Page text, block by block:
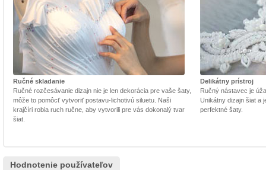
Ručné skladanie
Ručné rozčesávanie dizajn nie je len dekorácia pre vaše šaty,
môže to pomôcť vytvoriť postavu-lichotivú siluetu. Naši
krajčíri robia ruch ručne, aby vytvorili pre vás dokonalý tvar
šiat.
Delikátny prístroj
Ručný nástavec je
Unikátny dizajn šiat a
perfektné šaty.
Hodnotenie používateľov